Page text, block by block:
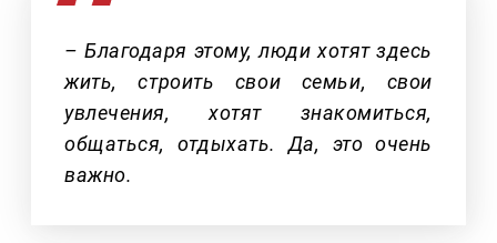
– Благодаря этому, люди хотят здесь
жить, строить свои семьи, свои
увлечения, хотят знакомиться,
общаться, отдыхать. Да, это очень
важно.